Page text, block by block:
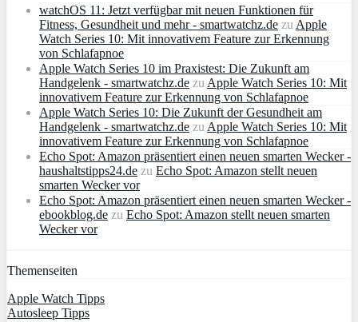
watchOS 11: Jetzt verfügbar mit neuen Funktionen für
Fitness, Gesundheit und mehr - smartwatchz.de zu Apple
Watch Series 10: Mit innovativem Feature zur Erkennung
von Schlafapnoe
Apple Watch Series 10 im Praxistest: Die Zukunft am
Handgelenk - smartwatchz.de zu Apple Watch Series 10: Mit
innovativem Feature zur Erkennung von Schlafapnoe
Apple Watch Series 10: Die Zukunft der Gesundheit am
Handgelenk - smartwatchz.de zu Apple Watch Series 10: Mit
innovativem Feature zur Erkennung von Schlafapnoe
Echo Spot: Amazon präsentiert einen neuen smarten Wecker -
haushaltstipps24.de zu Echo Spot: Amazon stellt neuen
smarten Wecker vor
Echo Spot: Amazon präsentiert einen neuen smarten Wecker -
ebookblog.de zu Echo Spot: Amazon stellt neuen smarten
Wecker vor
Themenseiten
Apple Watch Tipps
Autosleep Tipps